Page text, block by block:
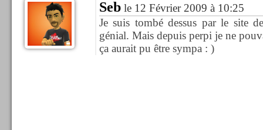
Seble 12 Février 2009 à 10:25
Je suis tombé dessus par le site
génial. Mais depuis perpi je ne
ça aurait pu être sympa : )